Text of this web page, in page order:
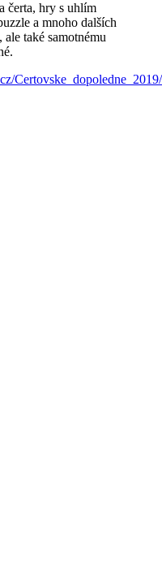
čerta, hry s uhlím
a mnoho dalších
také samotnému
Certovske_dopoledne_2019/